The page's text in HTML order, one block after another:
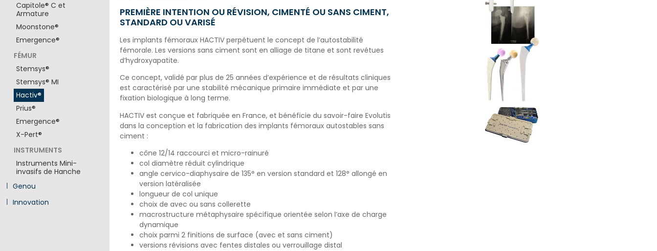
Capitole® C et
Armature
Moonstone®
Emergence®
FÉMUR
Stemsys®
Stemsys® MI
Hactiv®
Prius®
Emergence®
X-Pert®
INSTRUMENTS
Instruments Mini-
invasifs de Hanche
Genou
Innovation
PREMIÈRE INTENTION OU RÉVISION, CIMENTÉ OU SANS CIMENT,
STANDARD OU VARISÉ
Les implants fémoraux HACTIV perpétuent le concept de l’autostabilité
fémorale. Les versions sans ciment sont en alliage de titane et sont revétues
d’hydroxyapatite.
Ce concept, validé par plus de 25 années d’expérience et de résultats cliniques
est caractérisé par une stabilité mécanique primaire immédiate et par une
fixation biologique à long terme.
HACTIV est conçue et fabriquée en France, et bénéficie du savoir-faire Evolutis
dans la conception et la fabrication des implants fémoraux autostables sans
ciment :
cône 12/14 raccourci et micro-rainuré
col diamètre réduit cylindrique
angle cervico-diaphysaire de 135° en version standard et 128° allongé en
version latéralisée
longueur de col unique
choix de avec ou sans collerette
macrostructure métaphysaire spécifique orientée selon l’axe de charge
dynamique
choix parmi 2 finitions de surface (avec et sans ciment)
versions révisions avec fentes distales ou verrouillage distal